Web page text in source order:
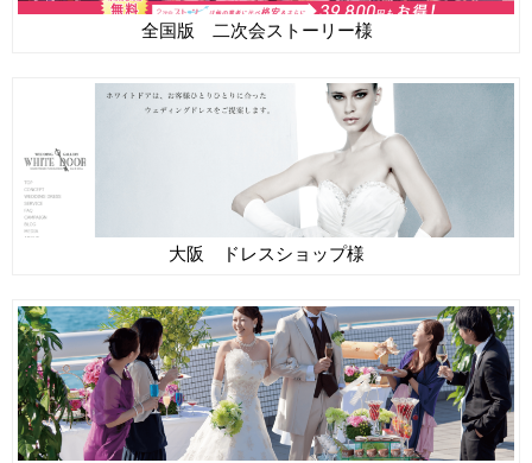
全国版 二次会ストーリー様
大阪 ドレスショップ様